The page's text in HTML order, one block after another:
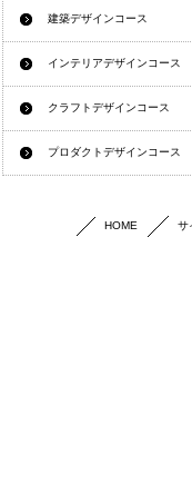
建築デザインコース
インテリアデザインコース
クラフトデザインコース
プロダクトデザインコース
HOME サ